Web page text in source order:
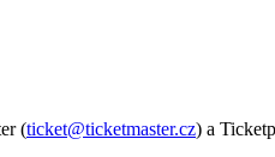
(ticket@ticketmaster.cz) a